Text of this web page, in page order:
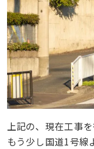
上記の、現在工事
もう少し国道1号線